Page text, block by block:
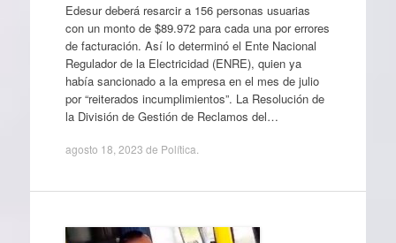
Edesur deberá resarcir a 156 personas usuarias
con un monto de $89.972 para cada una por errores
de facturación. Así lo determinó el Ente Nacional
Regulador de la Electricidad (ENRE), quien ya
había sancionado a la empresa en el mes de julio
por “reiterados incumplimientos”. La Resolución de
la División de Gestión de Reclamos del…
agosto 18, 2023 de Política